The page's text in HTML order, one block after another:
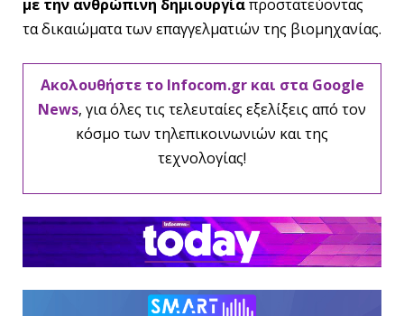
με την ανθρώπινη δημιουργίαπροστατεύοντας
τα δικαιώματα των επαγγελματιών της βιομηχανίας.
Ακολουθήστε το Infocom.gr και στα Google
News, για όλες τις τελευταίες εξελίξεις από τον
κόσμο των τηλεπικοινωνιών και της
τεχνολογίας!